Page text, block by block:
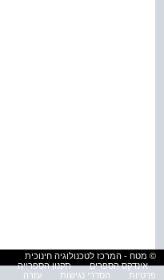
© מטח - המרכז לטכנולוגיה חינוכית
אינדקס הספרים
תקנון הספרייה
פרטיות
הסדרי נגישות עזרה